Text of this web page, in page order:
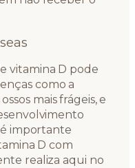
vitamina D pode
como a
mais frágeis, e
é importante
D com
realiza aqui no